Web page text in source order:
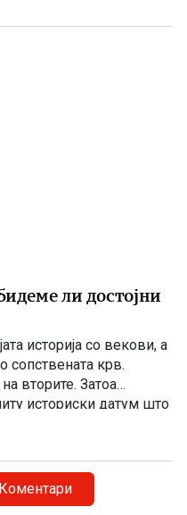
и небесен чувар. Во
ли достојни
историја со векови, а
сопствената крв.
вторите. Затоа
историски датум што
со говори, венци и
[…]